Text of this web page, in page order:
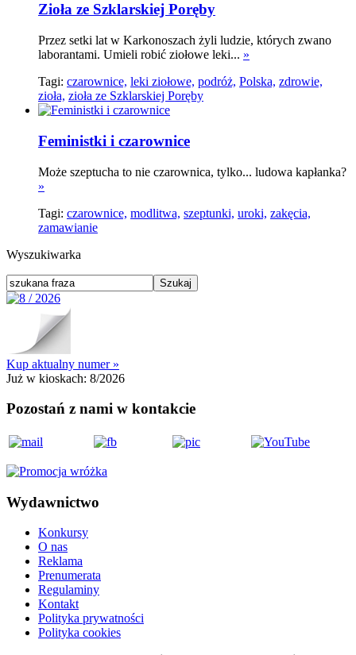
Zioła ze Szklarskiej Poręby
Przez setki lat w Karkonoszach żyli ludzie, których zwano
laborantami. Umieli robić ziołowe leki... »
Tagi: czarownice, leki ziołowe, podróż, Polska, zdrowie,
zioła, zioła ze Szklarskiej Poręby
Feministki i czarownice
Może szeptucha to nie czarownica, tylko... ludowa kapłanka?
»
Tagi: czarownice, modlitwa, szeptunki, uroki, zakęcia,
zamawianie
Wyszukiwarka
Kup aktualny numer »
Już w kioskach: 8/2026
Pozostań z nami w kontakcie
Wydawnictwo
Konkursy
O nas
Reklama
Prenumerata
Regulaminy
Kontakt
Polityka prywatności
Polityka cookies